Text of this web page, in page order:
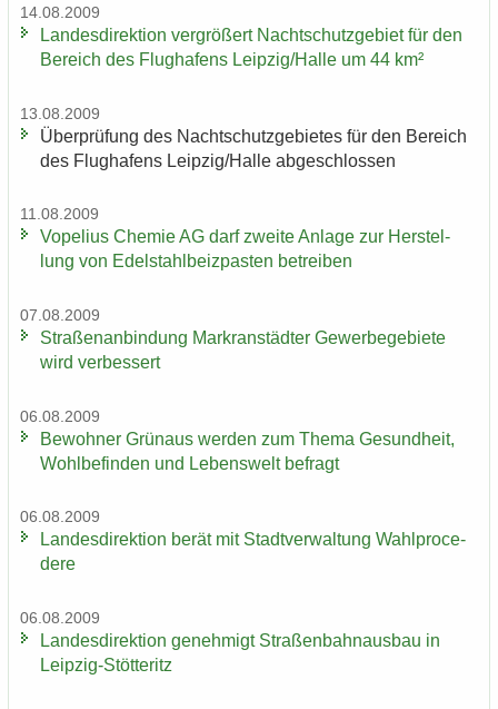
14.08.2009
Lan­des­di­rek­ti­on ver­grö­ßert Nacht­schutz­ge­biet für den
Be­reich des Flug­ha­fens Leip­zig/Halle um 44 km²
13.08.2009
Über­prü­fung des Nacht­schutz­ge­bie­tes für den Be­reich
des Flug­ha­fens Leip­zig/Halle ab­ge­schlos­sen
11.08.2009
Vo­pe­li­us Che­mie AG darf zwei­te An­la­ge zur Her­stel­
lung von Edel­stahl­beiz­pas­ten be­trei­ben
07.08.2009
Stra­ßen­an­bin­dung Markran­städ­ter Ge­wer­be­ge­bie­te
wird ver­bes­sert
06.08.2009
Be­woh­ner Grün­aus wer­den zum Thema Ge­sund­heit,
Wohl­be­fin­den und Le­bens­welt be­fragt
06.08.2009
Lan­des­di­rek­ti­on berät mit Stadt­ver­wal­tung Wahlpro­ce­
de­re
06.08.2009
Lan­des­di­rek­ti­on ge­neh­migt Stra­ßen­bahn­aus­bau in
Leipzig-​Stötteritz